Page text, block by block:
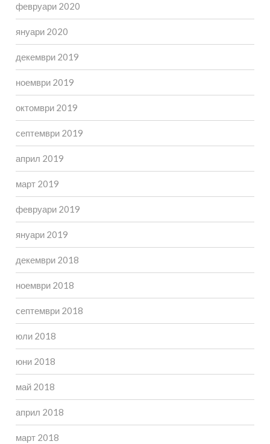
февруари 2020
януари 2020
декември 2019
ноември 2019
октомври 2019
септември 2019
април 2019
март 2019
февруари 2019
януари 2019
декември 2018
ноември 2018
септември 2018
юли 2018
юни 2018
май 2018
април 2018
март 2018